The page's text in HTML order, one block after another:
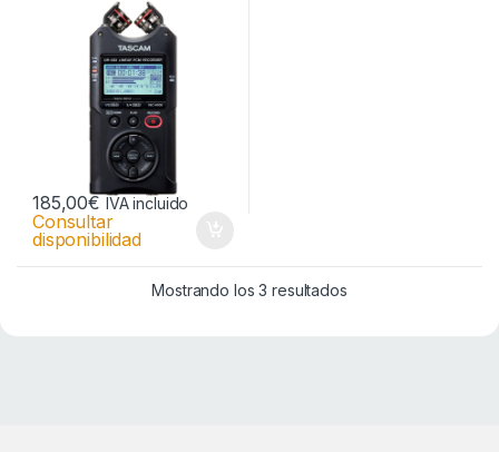
185,00€ IVA incluido
Consultar
disponibilidad
Mostrando los 3 resultados